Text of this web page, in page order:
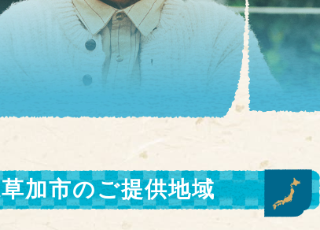
加市のご提供地域